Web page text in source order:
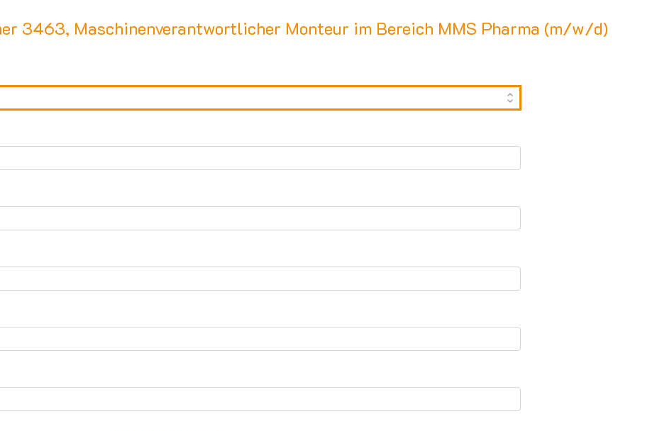
3463, Maschinenverantwortlicher Monteur im Bereich MMS Pharma (m/w/d)